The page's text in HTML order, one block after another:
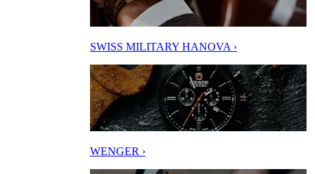
SWISS MILITARY HANOVA ›
WENGER ›